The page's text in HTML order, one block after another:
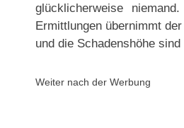
glücklicherweise
Ermittlungen übernimmt
und die Schadenshöhe
Weiter nach der Werbung